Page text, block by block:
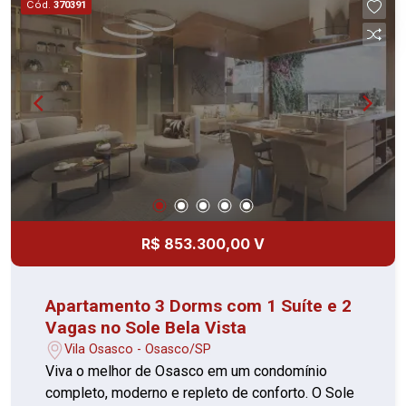
acessibilidade, o Sole Bela Vista conta com
rampas de acesso, corrimãos, piso tátil e vagas
acessíveis, garantindo conforto e segurança para
todos. Localizado na Rua Antônia Bizarro, o
empreendimento está próximo ao Largo Santo
Antônio, Hospital Cruzeiro do Sul, Colégio
Starmax, Pista de Skate Bela Vista, Colégio
Nossa Senhora da Misericórdia e Ultracron
Centro de Diagnósticos, oferecendo praticidade
e conveniência no dia a dia. O Sole Bela Vista é o
lugar ideal para quem busca qualidade de vida,
lazer completo e localização privilegiada. Agende
Cód. 370391
R$ 853.300,00 V
Apartamento 3 Dorms com 1 Suíte e 2
Vagas no Sole Bela Vista
Vila Osasco - Osasco/SP
Viva o melhor de Osasco em um condomínio
completo, moderno e repleto de conforto. O Sole